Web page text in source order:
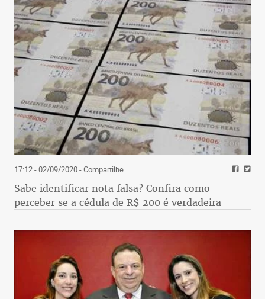
17:12 - 02/09/2020- Compartilhe
Sabe identificar nota falsa? Confira como
perceber se a cédula de R$ 200 é verdadeira